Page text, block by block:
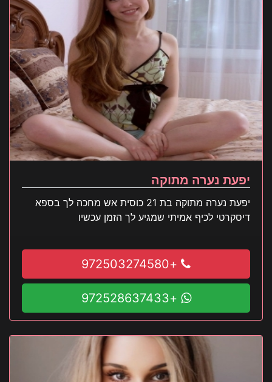
יפעת נערה מתוקה
יפעת נערה מתוקה בת 21 כוסית אש מחכה לך בספא
דיסקרטי לכיף אמיתי שמגיע לך הזמן עכשיו
+972503274580
+972528637433